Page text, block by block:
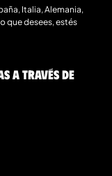
Italia, Alemania,
que desees, estés
a través de